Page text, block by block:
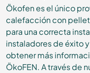
Ökofen es el único
calefacción con
para una correcta
instaladores de éxito
obtener más
ÖkoFEN. A través de